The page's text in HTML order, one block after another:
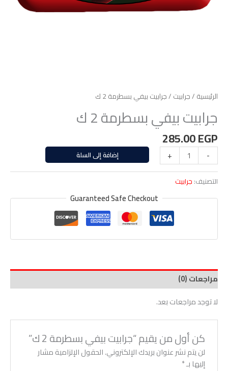
الرئيسية /جرابيت / جرابيت بيفي بسطرمة 2 ك
جرابيت بيفي بسطرمة 2 ك
285.00EGP
-
+ إضافة إلى السلة
التصنيف: جرابيت
Guaranteed Safe Checkout
مراجعات (0)
لا توجد مراجعات بعد.
كن أول من يقيم “جرابيت بيفي بسطرمة 2 ك”
لن يتم نشر عنوان بريدك الإلكتروني.الحقول الإلزامية مشار
إليها بـ*